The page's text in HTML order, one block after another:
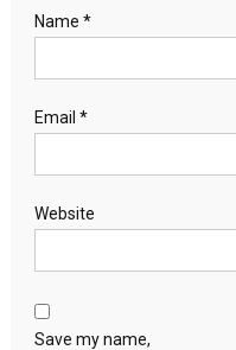
Name *
Email *
Website
Save my name,